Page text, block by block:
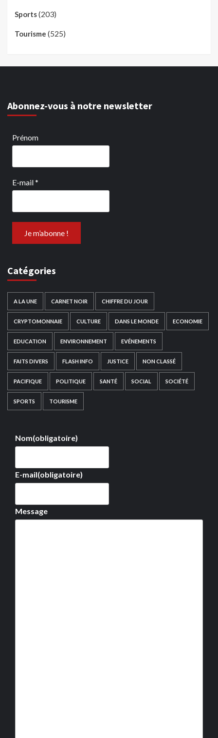
Sports(203)
Tourisme (525)
Abonnez-vous à notre newsletter
Prénom
E-mail*
Catégories
A LA UNE CARNET NOIR CHIFFRE DU JOUR
CRYPTOMONNAIE CULTURE DANS LE MONDE ECONOMIE
EDUCATION ENVIRONNEMENT EVÉNEMENTS
FAITS DIVERS FLASH INFO JUSTICE NON CLASSÉ
PACIFIQUE POLITIQUE SANTÉ SOCIAL SOCIÉTÉ
SPORTS TOURISME
Nom(obligatoire)
E-mail(obligatoire)
Message